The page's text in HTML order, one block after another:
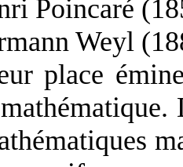
Poincaré
Weyl
place